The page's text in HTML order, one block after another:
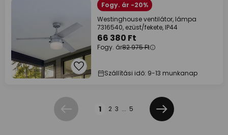
Fogy. ár -20%
Westinghouse ventilátor, lámpa
7316540, ezüst/fekete, IP44
66 380 Ft
Fogy. ár82 975 Ft
Szállítási idő: 9-13 munkanap
Előző 1 2 3 ... 5
Következő